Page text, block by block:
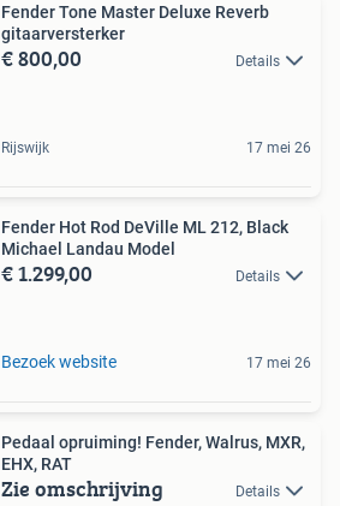
Fender Tone Master Deluxe Reverb
gitaarversterker
€ 800,00 Details
Rijswijk 17 mei 26
Fender Hot Rod DeVille ML 212, Black
Michael Landau Model
€ 1.299,00 Details
Bezoek website 17 mei 26
Pedaal opruiming! Fender, Walrus, MXR,
EHX, RAT
Zie omschrijving Details